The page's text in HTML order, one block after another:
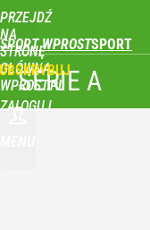
PRZEJDŹ
NA
STRONĘ
GŁÓWNĄ
WPROST.PL
SPORT WPROST
ZALOGUJ
SERIE A